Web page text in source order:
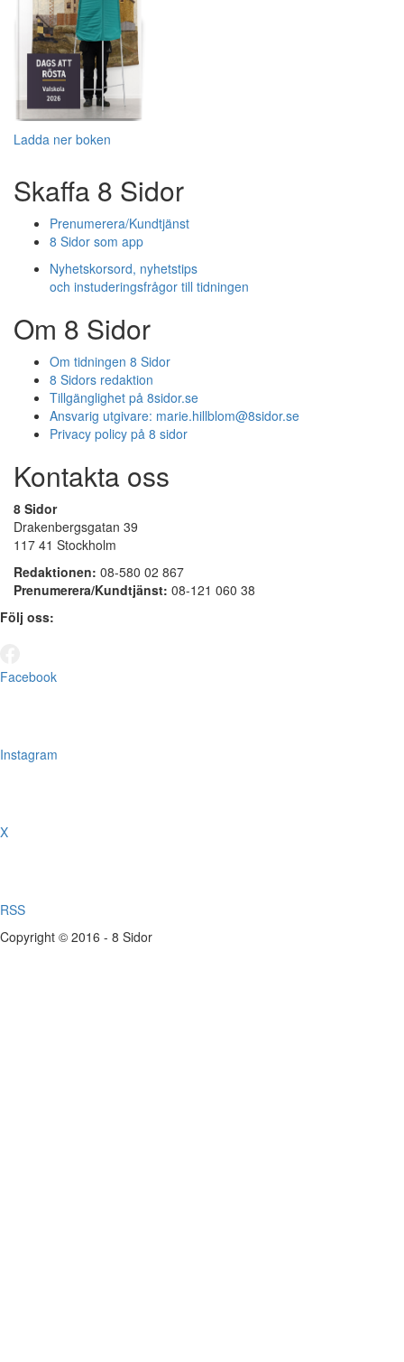
Ladda ner boken
Skaffa 8 Sidor
Prenumerera/Kundtjänst
8 Sidor som app
Nyhetskorsord, nyhetstips
och instuderingsfrågor till tidningen
Om 8 Sidor
Om tidningen 8 Sidor
8 Sidors redaktion
Tillgänglighet på 8sidor.se
Ansvarig utgivare: marie.hillblom@8sidor.se
Privacy policy på 8 sidor
Kontakta oss
8 Sidor
Drakenbergsgatan 39
117 41 Stockholm
Redaktionen: 08-580 02 867
Prenumerera/Kundtjänst: 08-121 060 38
Följ oss:
Facebook
Instagram
X
RSS
Copyright © 2016 - 8 Sidor